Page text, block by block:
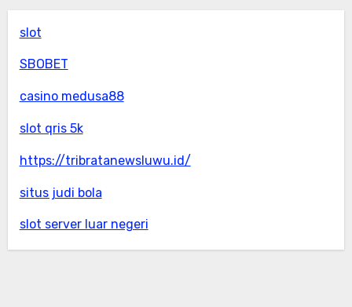
slot
SBOBET
casino medusa88
slot qris 5k
https://tribratanewsluwu.id/
situs judi bola
slot server luar negeri